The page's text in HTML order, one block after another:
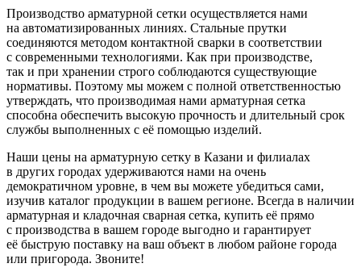
Производство арматурной сетки осуществляется нами
на автоматизированных линиях. Стальные прутки
соединяются методом контактной сварки в соответствии
с современными технологиями. Как при производстве,
так и при хранении строго соблюдаются существующие
нормативы. Поэтому мы можем с полной ответственностью
утверждать, что производимая нами арматурная сетка
способна обеспечить высокую прочность и длительный срок
службы выполненных с её помощью изделий.
Наши цены на арматурную сетку в Казани и филиалах
в других городах удерживаются нами на очень
демократичном уровне, в чем вы можете убедиться сами,
изучив каталог продукции в вашем регионе. Всегда в наличии
арматурная и кладочная сварная сетка, купить её прямо
с производства в вашем городе выгодно и гарантирует
её быструю поставку на ваш объект в любом районе города
или пригорода. Звоните!